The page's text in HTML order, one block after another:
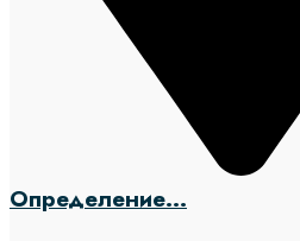
Определение...